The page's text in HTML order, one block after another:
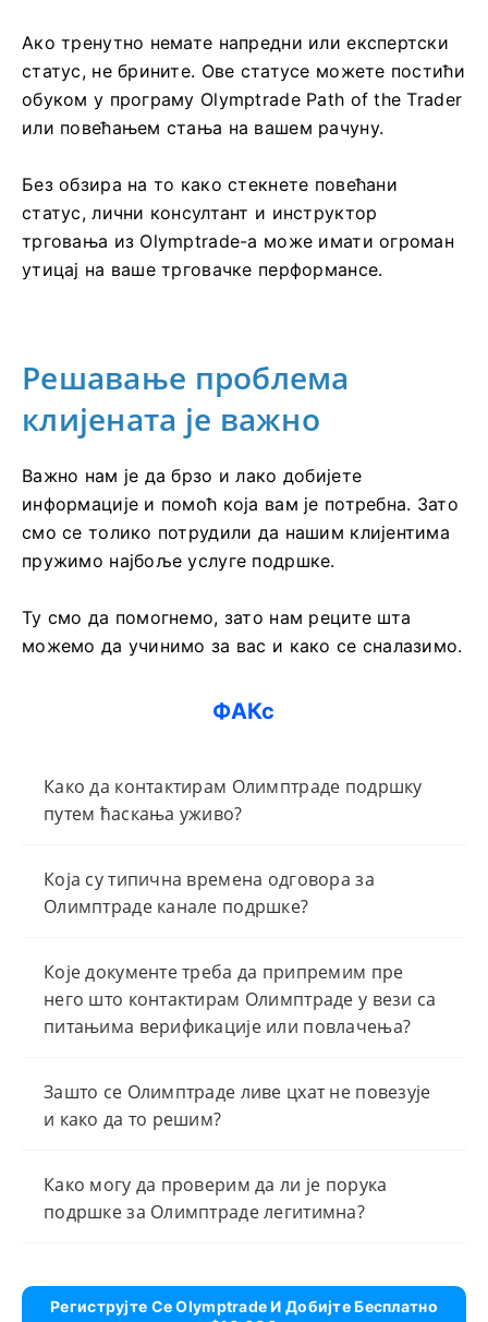
Ако тренутно немате напредни или експертски
статус, не брините. Ове статусе можете постићи
обуком у програму Olymptrade Path of the Trader
или повећањем стања на вашем рачуну.
Без обзира на то како стекнете повећани
статус, лични консултант и инструктор
трговања из Olymptrade-а може имати огроман
утицај на ваше трговачке перформансе.
Решавање проблема
клијената је важно
Важно нам је да брзо и лако добијете
информације и помоћ која вам је потребна. Зато
смо се толико потрудили да нашим клијентима
пружимо најбоље услуге подршке.
Ту смо да помогнемо, зато нам реците шта
можемо да учинимо за вас и како се сналазимо.
ФАКс
Како да контактирам Олимптраде подршку
путем ћаскања уживо?
Која су типична времена одговора за
Олимптраде канале подршке?
Које документе треба да припремим пре
него што контактирам Олимптраде у вези са
питањима верификације или повлачења?
Зашто се Олимптраде ливе цхат не повезује
и како да то решим?
Како могу да проверим да ли је порука
подршке за Олимптраде легитимна?
Региструјте Се Olymptrade И Добијте Бесплатно